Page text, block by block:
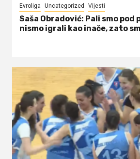
Evroliga Uncategorized Vijesti
Saša Obradović: Pali smo pod
nismo igrali kao inače, zato